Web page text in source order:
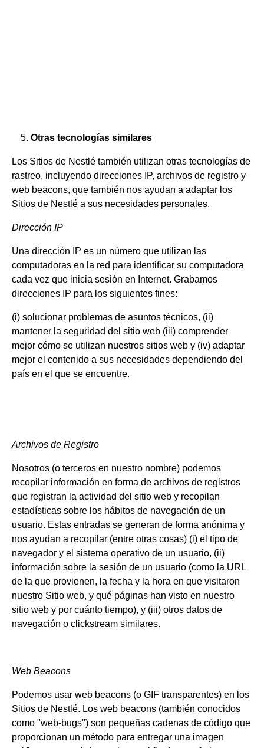
Otras tecnologías similares
Los Sitios de Nestlé también utilizan otras tecnologías de
rastreo, incluyendo direcciones IP, archivos de registro y
web beacons, que también nos ayudan a adaptar los
Sitios de Nestlé a sus necesidades personales.
Dirección IP
Una dirección IP es un número que utilizan las
computadoras en la red para identificar su computadora
cada vez que inicia sesión en Internet. Grabamos
direcciones IP para los siguientes fines:
(i) solucionar problemas de asuntos técnicos, (ii)
mantener la seguridad del sitio web (iii) comprender
mejor cómo se utilizan nuestros sitios web y (iv) adaptar
mejor el contenido a sus necesidades dependiendo del
país en el que se encuentre.
Archivos de Registro
Nosotros (o terceros en nuestro nombre) podemos
recopilar información en forma de archivos de registros
que registran la actividad del sitio web y recopilan
estadísticas sobre los hábitos de navegación de un
usuario. Estas entradas se generan de forma anónima y
nos ayudan a recopilar (entre otras cosas) (i) el tipo de
navegador y el sistema operativo de un usuario, (ii)
información sobre la sesión de un usuario (como la URL
de la que provienen, la fecha y la hora en que visitaron
nuestro Sitio web, y qué páginas han visto en nuestro
sitio web y por cuánto tiempo), y (iii) otros datos de
navegación o clickstream similares.
Web Beacons
Podemos usar web beacons (o GIF transparentes) en los
Sitios de Nestlé. Los web beacons (también conocidos
como "web-bugs") son pequeñas cadenas de código que
proporcionan un método para entregar una imagen